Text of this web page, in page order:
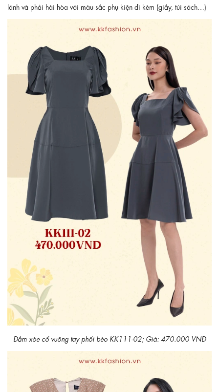
lánh và phải hài hòa với màu sắc phụ kiện đi kèm (giầy, túi sách…)
Đầm xòe cổ vuông tay phối bèo KK111-02; Giá: 470.000 VNĐ